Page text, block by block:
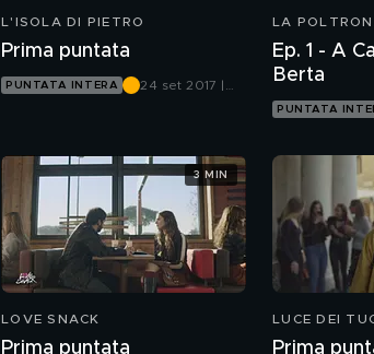
L'ISOLA DI PIETRO
Prima puntata
PUNTATA INTERA
24 set 2017 |
LA
Ep. 1 - A
Berta
PUNTATA
LOVE SNACK
Prima puntata
3 MIN
LUCE DEI
Prima